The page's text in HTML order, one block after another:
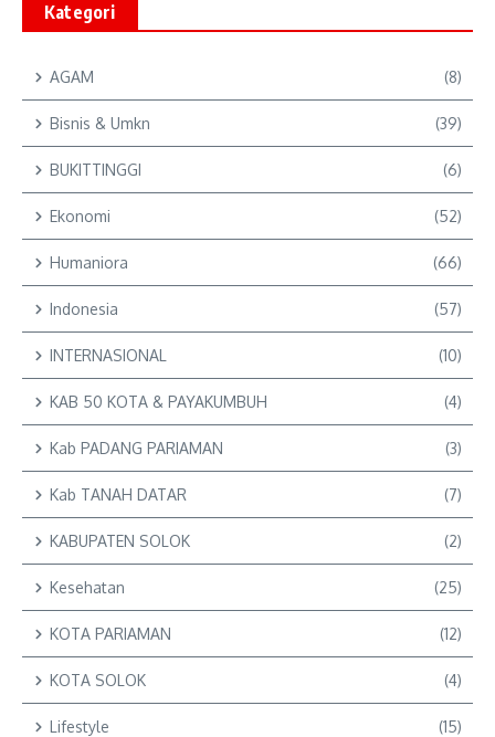
Kategori
AGAM (8)
Bisnis & Umkn (39)
BUKITTINGGI (6)
Ekonomi (52)
Humaniora (66)
Indonesia (57)
INTERNASIONAL (10)
KAB 50 KOTA & PAYAKUMBUH (4)
Kab PADANG PARIAMAN (3)
Kab TANAH DATAR (7)
KABUPATEN SOLOK (2)
Kesehatan (25)
KOTA PARIAMAN (12)
KOTA SOLOK (4)
Lifestyle (15)